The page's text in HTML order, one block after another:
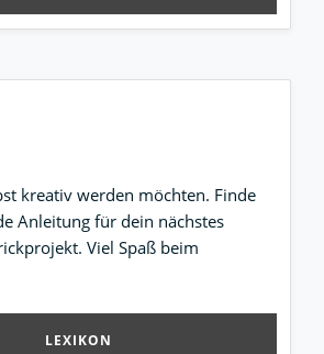
kreativ werden möchten. Finde
Anleitung für dein nächstes
Viel Spaß beim
LEXIKON